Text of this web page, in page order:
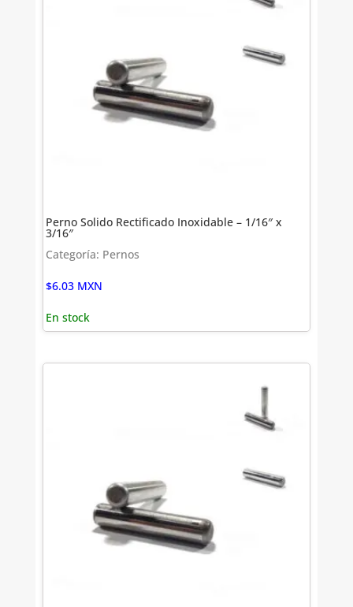
Perno Solido Rectificado Inoxidable – 1/16″ x
3/16″
Categoría: Pernos
$6.03 MXN
En stock